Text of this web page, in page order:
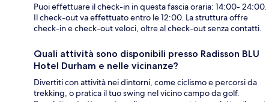
Puoi effettuare il check-in in questa fascia oraria: 14:00- 24:00.
Il check-out va effettuato entro le 12:00. La struttura offre
check-in e check-out veloci, oltre al check-out senza contatti.
Quali attività sono disponibili presso Radisson BLU
Hotel Durham e nelle vicinanze?
Divertiti con attività nei dintorni, come ciclismo e percorsi da
trekking, o pratica il tuo swing nel vicino campo da golf.